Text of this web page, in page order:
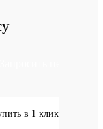
в 1 клик